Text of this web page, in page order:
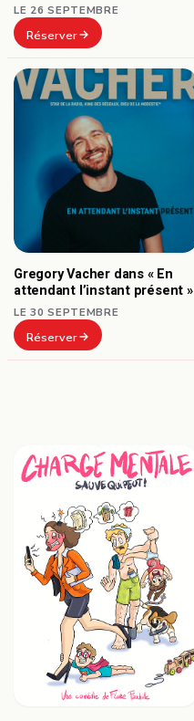
LE 26 SEPTEMBRE
Réserver
Gregory Vacher dans « En
attendant l’instant présent »
LE 30 SEPTEMBRE
Réserver